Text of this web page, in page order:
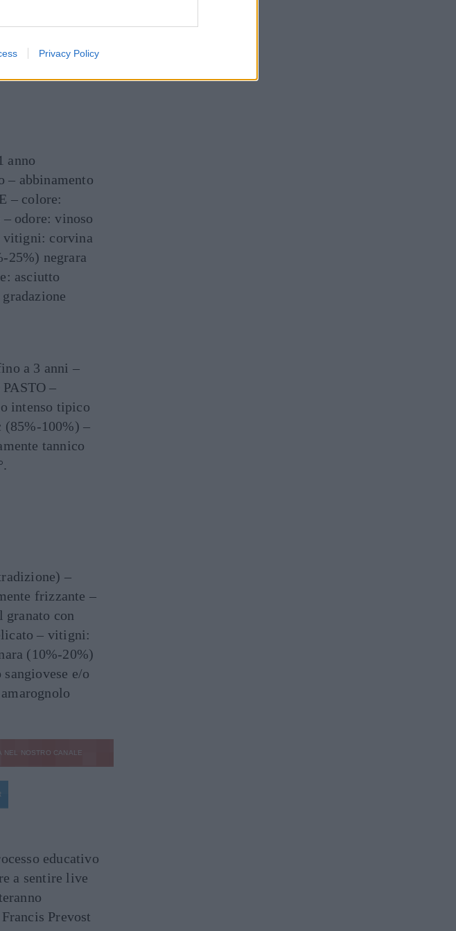
Privacy Policy
anno
– abbinamento
– colore:
odore: vinoso
vitigni: corvina
25%) negrara
asciutto
a 3 anni –
–
intenso tipico
(85%-100%) –
tannico
–
frizzante –
granato con
– vitigni:
(10%-20%)
e/o
NEL NOSTRO CANALE
educativo
a sentire live
Prevost